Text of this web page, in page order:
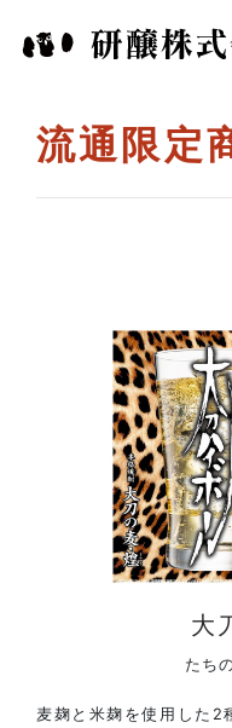
流通限定
大
たち
麦麹と米麹を使用した2